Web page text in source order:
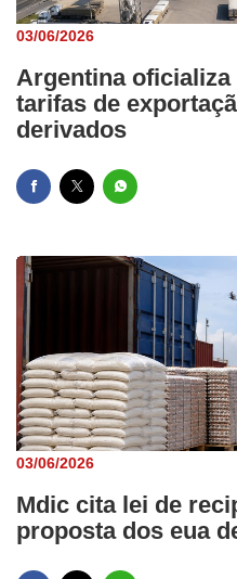
03/06/2026
Argentina
tarifas de
derivados
03/06/2026
Mdic cita lei de
proposta dos eua